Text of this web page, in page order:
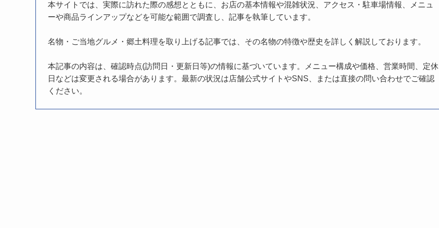
本サイトでは、実際に訪れた際の感想とともに、お店の基本情報や混雑状況、アクセス・駐車場情報、メニュ
ーや商品ラインアップなどを可能な範囲で調査し、記事を執筆しています。
名物・ご当地グルメ・郷土料理を取り上げる記事では、その名物の特徴や歴史を詳しく解説しております。
本記事の内容は、確認時点(訪問日・更新日等)の情報に基づいています。メニュー構成や価格、営業時間、定休
日などは変更される場合があります。最新の状況は店舗公式サイトやSNS、または直接の問い合わせでご確認
ください。